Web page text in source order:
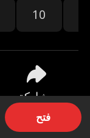
10
مشاركة
فتح